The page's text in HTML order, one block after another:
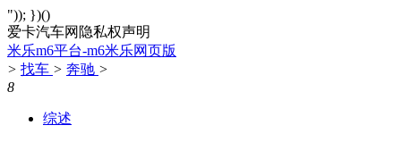
")); })()
爱卡汽车网隐私权声明
米乐m6平台-m6米乐网页版
> 找车 > 奔驰 >
8
综述